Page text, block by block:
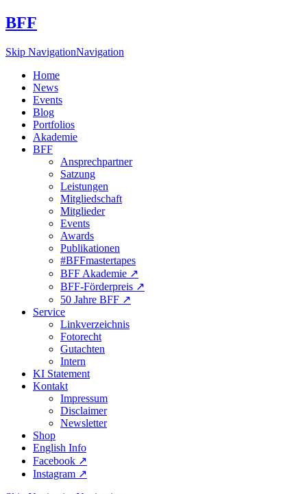
BFF
Skip NavigationNavigation
Home
News
Events
Blog
Portfolios
Akademie
BFF
Ansprechpartner
Satzung
Leistungen
Mitgliedschaft
Mitglieder
Events
Awards
Publikationen
#BFFmastertapes
BFF Akademie ↗︎
BFF-Förderpreis ↗︎
50 Jahre BFF ↗︎
Service
Linkverzeichnis
Fotorecht
Gutachten
Intern
KI Statement
Kontakt
Impressum
Disclaimer
Newsletter
Shop
English Info
Facebook ↗︎
Instagram ↗︎